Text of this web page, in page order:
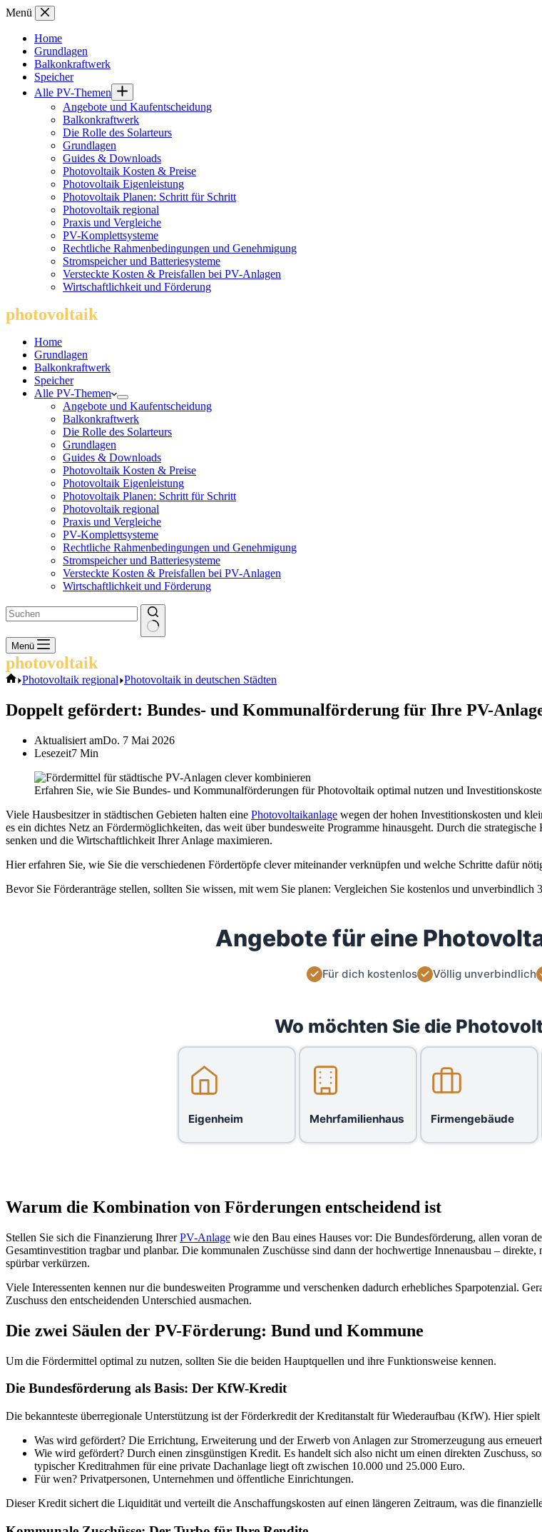
Zum
springen
Menü
Home
Grundlagen
Balkonkraftwerk
Speicher
Alle PV-Themen
Angebote und Kaufentscheidung
Balkonkraftwerk
Die Rolle des Solarteurs
Grundlagen
Guides & Downloads
Photovoltaik Kosten & Preise
Photovoltaik Eigenleistung
Photovoltaik Planen: Schritt für Schritt
Photovoltaik regional
Praxis und Vergleiche
PV-Komplettsysteme
Rechtliche Rahmenbedingungen und Genehmigung
Stromspeicher und Batteriesysteme
Versteckte Kosten & Preisfallen bei PV-Anlagen
Wirtschaftlichkeit und Förderung
photovoltaik
Home
Grundlagen
Balkonkraftwerk
Speicher
Alle PV-Themen
Angebote und Kaufentscheidung
Balkonkraftwerk
Die Rolle des Solarteurs
Grundlagen
Guides & Downloads
Photovoltaik Kosten & Preise
Photovoltaik Eigenleistung
Photovoltaik Planen: Schritt für Schritt
Photovoltaik regional
Praxis und Vergleiche
PV-Komplettsysteme
Rechtliche Rahmenbedingungen und Genehmigung
Stromspeicher und Batteriesysteme
Versteckte Kosten & Preisfallen bei PV-Anlagen
Wirtschaftlichkeit und Förderung
Keine
Ergebnisse
Menü
photovoltaik
Start
Photovoltaik regional Photovoltaik in deutschen Städten
Doppelt gefördert: Bundes- und Kommunalförderung für Ihre PV-
Aktualisiert amDo. 7 Mai 2026
Lesezeit7 Min
Erfahren Sie, wie Sie Bundes- und Kommunalförderungen für Photovoltaik optimal nutzen und
Viele Hausbesitzer in städtischen Gebieten halten eine Photovoltaikanlage wegen der hohen Investitionskosten und
es ein dichtes Netz an Fördermöglichkeiten, das weit über bundesweite Programme hinausgeht. Durch die
senken und die Wirtschaftlichkeit Ihrer Anlage maximieren.
Hier erfahren Sie, wie Sie die verschiedenen Fördertöpfe clever miteinander verknüpfen und welche Schritte dafür
Bevor Sie Förderanträge stellen, sollten Sie wissen, mit wem Sie planen: Vergleichen Sie kostenlos und
Angebote für eine
Für dich kostenlos Völlig unverbindlich
Wo möchten Sie die
Eigenheim Mehrfamilienhaus Firmengebäude
Warum die Kombination von Förderungen entscheidend ist
Stellen Sie sich die Finanzierung IhrerPV-Anlage wie den Bau eines Hauses vor: Die Bundesförderung, allen voran
Gesamtinvestition tragbar und planbar. Die kommunalen Zuschüsse sind dann der hochwertige Innenausbau –
spürbar verkürzen.
Viele Interessenten kennen nur die bundesweiten Programme und verschenken dadurch erhebliches Sparpotenzial.
Zuschuss den entscheidenden Unterschied ausmachen.
Die zwei Säulen der PV-Förderung: Bund und Kommune
Um die Fördermittel optimal zu nutzen, sollten Sie die beiden Hauptquellen und ihre Funktionsweise kennen.
Die Bundesförderung als Basis: Der KfW-Kredit
Die bekannteste überregionale Unterstützung ist der Förderkredit der Kreditanstalt für Wiederaufbau (KfW). Hier
Was wird gefördert? Die Errichtung, Erweiterung und der Erwerb von Anlagen zur Stromerzeugung aus
Wie wird gefördert? Durch einen zinsgünstigen Kredit. Es handelt sich also nicht um einen direkten Zuschuss,
typischer Kreditrahmen für eine private Dachanlage liegt oft zwischen 10.000 und 25.000 Euro.
Für wen? Privatpersonen, Unternehmen und öffentliche Einrichtungen.
Dieser Kredit sichert die Liquidität und verteilt die Anschaffungskosten auf einen längeren Zeitraum, was die